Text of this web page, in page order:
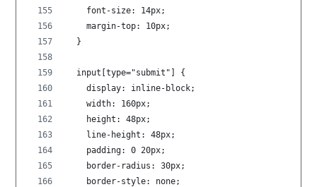
    font-size: 14px;
    margin-top: 10px;
  }
  input[type="submit"] {
    display: inline-block;
    width: 160px;
    height: 48px;
    line-height: 48px;
    padding: 0 20px;
    border-radius: 30px;
    border-style: none;